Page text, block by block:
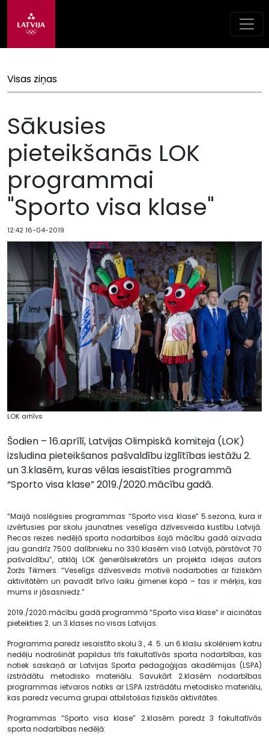
Visas ziņas
Sākusies
pieteikšanās LOK
programmai
"Sporto visa klase"
12:42 16-04-2019
LOK arhīvs
Šodien – 16.aprīlī, Latvijas Olimpiskā komiteja (LOK)
izsludina pieteikšanos pašvaldību izglītības iestāžu 2.
un 3.klasēm, kuras vēlas iesaistīties programmā
“Sporto visa klase” 2019./2020.mācību gadā.
“Maijā noslēgsies programmas “Sporto visa klase” 5.sezona, kura ir
izvērtusies par skolu jaunatnes veselīga dzīvesveida kustību Latvijā.
Piecas reizes nedēļā sporta nodarbības šajā mācību gadā aizvada
jau gandrīz 7500 dalībnieku no 330 klasēm visā Latvijā, pārstāvot 70
pašvaldību”, atklāj LOK ģenerālsekretārs un projekta idejas autors
Žoržs Tikmers. “Veselīgs dzīvesveids motivē nodarboties ar fiziskām
aktivitātēm un pavadīt brīvo laiku ģimenei kopā – tas ir mērķis, kas
mums ir jāsasniedz.”
2019./2020.mācību gadā programmā “Sporto visa klase” ir aicinātas
pieteikties 2. un 3.klases no visas Latvijas.
Programma paredz iesaistīto skolu 3., 4. 5. un 6.klašu skolēniem katru
nedēļu nodrošināt papildus trīs fakultatīvās sporta nodarbības, kas
notiek saskaņā ar Latvijas Sporta pedagoģijas akadēmijas (LSPA)
izstrādātu metodisko materiālu. Savukārt 2.klasēm nodarbības
programmas ietvaros notiks ar LSPA izstrādātu metodisko materiālu,
kas paredz vecuma grupai atbilstošas fiziskās aktivitātes.
Programmas “Sporto visa klase” 2.klasēm paredz 3 fakultatīvās
sporta nodarbības nedēļā: